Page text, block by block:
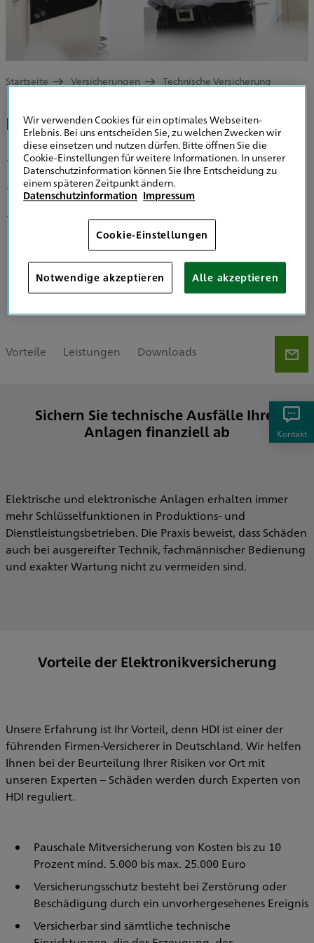
Kontakt
Startseite Versicherungen
Technische Versicherung
Elektronikversicherung
Investitionsvorsorge 30 Prozent
Bewegungsrisiko weltweit
Produkt anfragen
Vorteile Leistungen Downloads
Sichern Sie technische Ausfälle Ihrer
Anlagen finanziell ab
Elektrische und elektronische Anlagen erhalten immer
mehr Schlüsselfunktionen in Produktions- und
Dienstleistungsbetrieben. Die Praxis beweist, dass Schäden
auch bei ausgereifter Technik, fachmännischer Bedienung
und exakter Wartung nicht zu vermeiden sind.
Vorteile der Elektronikversicherung
Unsere Erfahrung ist Ihr Vorteil, denn HDI ist einer der
führenden Firmen-Versicherer in Deutschland. Wir helfen
Ihnen bei der Beurteilung Ihrer Risiken vor Ort mit
unseren Experten – Schäden werden durch Experten von
HDI reguliert.
Pauschale Mitversicherung von Kosten bis zu 10
Prozent mind. 5.000 bis max. 25.000 Euro
Versicherungsschutz besteht bei Zerstörung oder
Beschädigung durch ein unvorhergesehenes Ereignis
Versicherbar sind sämtliche technische
Wir verwenden Cookies für ein optimales Webseiten-
Erlebnis. Bei uns entscheiden Sie, zu welchen Zwecken wir
diese einsetzen und nutzen dürfen. Bitte öffnen Sie die
Cookie-Einstellungen für weitere Informationen. In unserer
Datenschutzinformation können Sie Ihre Entscheidung zu
einem späteren Zeitpunkt ändern.
Datenschutzinformation Impressum
Cookie-Einstellungen
Notwendige akzeptieren Alle akzeptieren